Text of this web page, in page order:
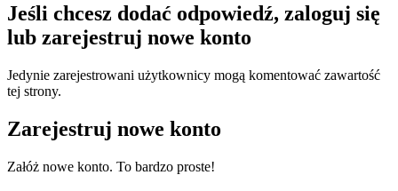
Jeśli chcesz dodać odpowiedź, zaloguj się
lub zarejestruj nowe konto
Jedynie zarejestrowani użytkownicy mogą komentować zawartość
tej strony.
Zarejestruj nowe konto
Załóż nowe konto. To bardzo proste!